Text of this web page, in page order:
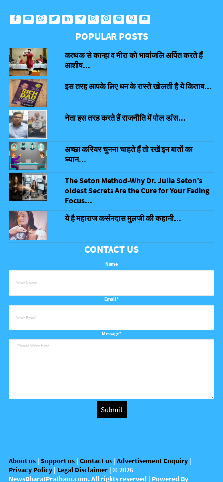
POPULAR POSTS
कत्थक से कान्हा व मीरा को भावांजलि अर्पित करते हैं
आशीष...
इस तरह आपके लिए धन के रास्ते खोलती है ये किताब...
नेता इस तरह करते हैं राजनीति में पोल डांस...
अच्छा करियर चुनना चाहते हैं तो रखें इन बातों का
ध्यान...
The Seton Method-Why Dr. Julia Seton’s
oldest Secrets Are the Cure for Your Fading
Focus...
ये है महाराज कर्सनदास मुलजी की कहानी...
CONTACT US
Name
Email*
Message*
About us | Support us | Contact us | Advertisement Enquiry |
Privacy Policy | Legal Disclaimer | © 2026
NewsBharatPratham.com. All rights reserved | Powered By